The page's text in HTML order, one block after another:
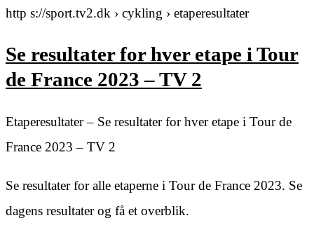
http s://sport.tv2.dk › cykling › etaperesultater
Se resultater for hver etape i Tour
de France 2023 – TV 2
Etaperesultater – Se resultater for hver etape i Tour de
France 2023 – TV 2
Se resultater for alle etaperne i Tour de France 2023. Se
dagens resultater og få et overblik.